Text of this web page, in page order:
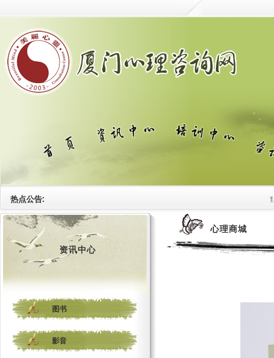
热点公告: 1.中心
资讯中心
图书
影音
心理商城